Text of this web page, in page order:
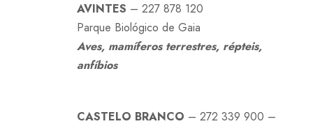
AVINTES – 227 878 120
Parque Biológico de Gaia
Aves, mamíferos terrestres, répteis,
anfíbios
CASTELO BRANCO – 272 339 900 –